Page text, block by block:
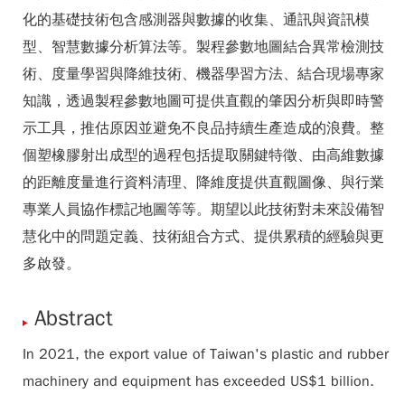
化的基礎技術包含感測器與數據的收集、通訊與資訊模
型、智慧數據分析算法等。製程參數地圖結合異常檢測技
術、度量學習與降維技術、機器學習方法、結合現場專家
知識，透過製程參數地圖可提供直觀的肇因分析與即時警
示工具，推估原因並避免不良品持續生產造成的浪費。整
個塑橡膠射出成型的過程包括提取關鍵特徵、由高維數據
的距離度量進行資料清理、降維度提供直觀圖像、與行業
專業人員協作標記地圖等等。期望以此技術對未來設備智
慧化中的問題定義、技術組合方式、提供累積的經驗與更
多啟發。
Abstract
In 2021, the export value of Taiwan's plastic and rubber
machinery and equipment has exceeded US$1 billion.